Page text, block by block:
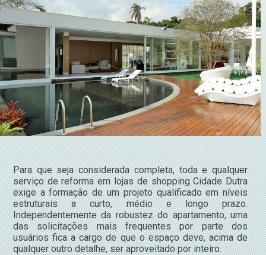
Para que seja considerada completa, toda e qualquer
serviço de reforma em lojas de shopping Cidade Dutra
exige a formação de um projeto qualificado em níveis
estruturais a curto, médio e longo prazo.
Independentemente da robustez do apartamento, uma
das solicitações mais frequentes por parte dos
usuários fica a cargo de que o espaço deve, acima de
qualquer outro detalhe, ser aproveitado por inteiro.